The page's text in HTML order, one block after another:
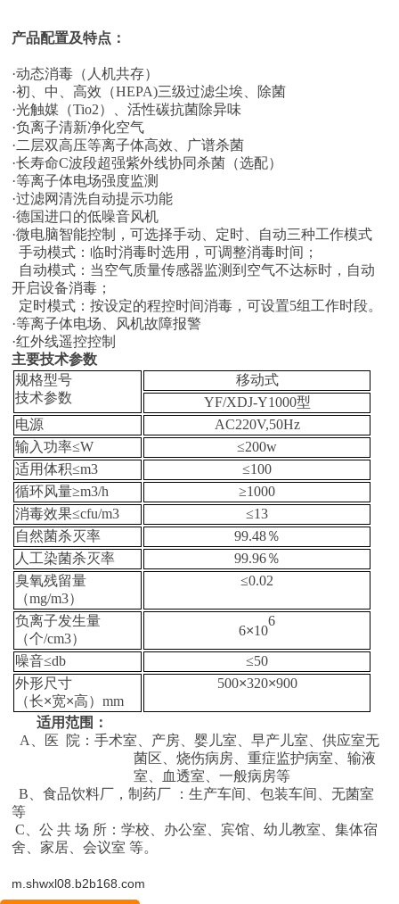
产品配置及特点：
·动态消毒（人机共存）
·初、中、高效（HEPA)三级过滤尘埃、除菌
·光触媒 （Tio2）、活性碳抗菌除异味
·负离子清新净化空气
·二层双高压等离子体高效、广谱杀菌
·长寿命C波段超强紫外线协同杀菌（选配）
·等离子体电场强度监测
·过滤网清洗自动提示功能
·德国进口的低噪音风机
·微电脑智能控制，可选择手动、定时、自动三种工作模式
手动模式：临时消毒时选用，可调整消毒时间；
自动模式：当空气质量传感器监测到空气不达标时，自动
开启设备消毒；
定时模式：按设定的程控时间消毒，可设置5组工作时段。
·等离子体电场、风机故障报警
·红外线遥控控制
主要技术参数
规格型号
技术参数
移动式
YF/XDJ-Y1000型
电源
AC220V,50Hz
输入功率≤W ≤200w
适用体积≤m3 ≤100
循环风量≥m3/h ≥1000
消毒效果≤cfu/m3 ≤13
自然菌杀灭率
99.48％
人工染菌杀灭率
99.96％
臭氧残留量
（mg/m3）
≤0.02
负离子发生量
（个/cm3）
6×10
6
噪音≤db ≤50
外形尺寸
（长×宽×高） mm
500×320×900
适用范围：
A、 医 院 ：手术室、产房、婴儿室、早产儿室、供应室无
菌区、烧伤病房、重症监护病室 、输液
室、血透室、一般病房等
B、食品饮料厂，制药厂 ：生产车间、包装车间、无菌室
等
C、公 共 场 所：学校、办公室、宾馆、幼儿教室、集体宿
舍、家居、会议室 等。
m.shwxl08.b2b168.com